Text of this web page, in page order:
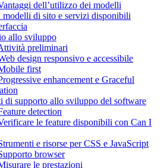
dell’utilizzo dei modelli
modelli di sito e servizi disponibili
allo sviluppo
preliminari
design responsivo e accessibile
first
enhancement e Graceful
di supporto allo sviluppo del software
detection
le feature disponibili con Can I
e risorse per CSS e JavaScript
browser
le prestazioni